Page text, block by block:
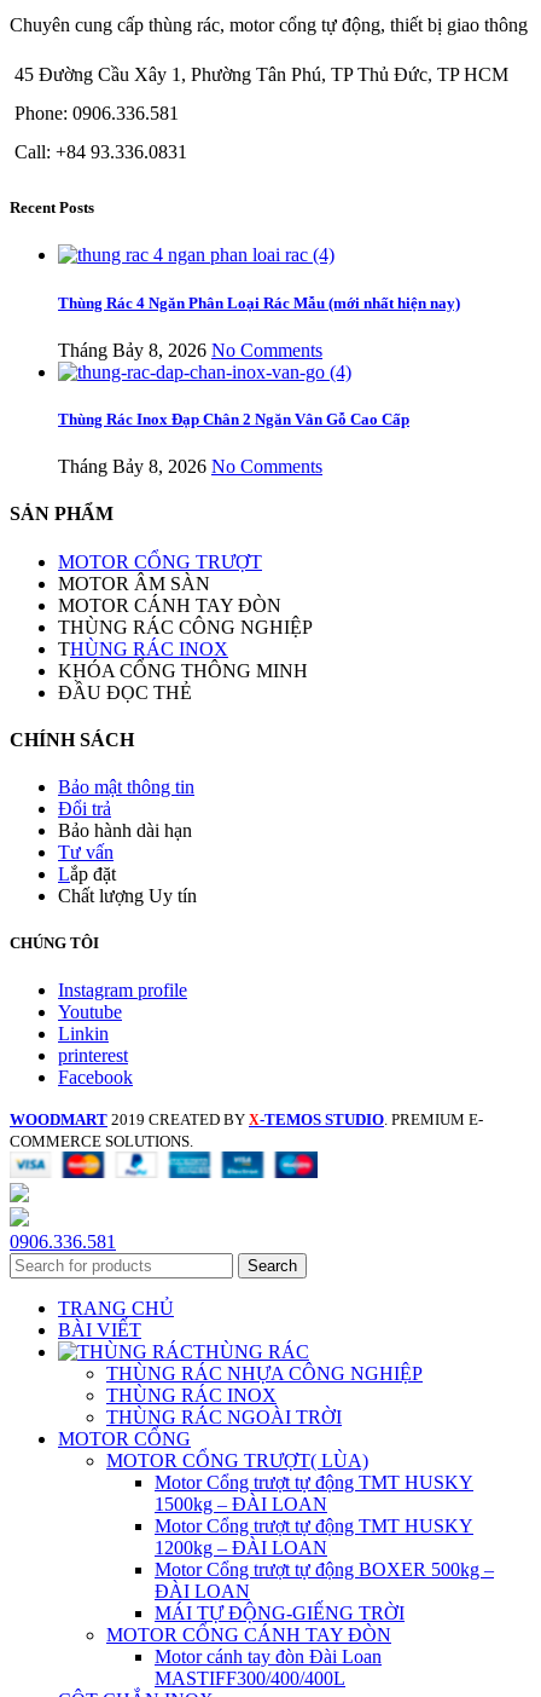
Chuyên cung cấp thùng rác, motor cổng tự động, thiết bị giao thông
45 Đường Cầu Xây 1, Phường Tân Phú, TP Thủ Đức, TP HCM
Phone: 0906.336.581
Call: +84 93.336.0831
Recent Posts
Thùng Rác 4 Ngăn Phân Loại Rác Mẫu (mới nhất hiện nay)
Tháng Bảy 8, 2026 No Comments
Thùng Rác Inox Đạp Chân 2 Ngăn Vân Gỗ Cao Cấp
Tháng Bảy 8, 2026 No Comments
SẢN PHẨM
MOTOR CỔNG TRƯỢT
MOTOR ÂM SÀN
MOTOR CÁNH TAY ĐÒN
THÙNG RÁC CÔNG NGHIỆP
THÙNG RÁC INOX
KHÓA CỔNG THÔNG MINH
ĐẦU ĐỌC THẺ
CHÍNH SÁCH
Bảo mật thông tin
Đổi trả
Bảo hành dài hạn
Tư vấn
Lắp đặt
Chất lượng Uy tín
CHÚNG TÔI
Instagram profile
Youtube
Linkin
printerest
Facebook
WOODMART 2019 CREATED BY X-TEMOS STUDIO. PREMIUM E-
COMMERCE SOLUTIONS.
0906.336.581
Search
TRANG CHỦ
BÀI VIẾT
THÙNG RÁC
THÙNG RÁC NHỰA CÔNG NGHIỆP
THÙNG RÁC INOX
THÙNG RÁC NGOÀI TRỜI
MOTOR CỔNG
MOTOR CỔNG TRƯỢT( LÙA)
Motor Cổng trượt tự động TMT HUSKY
1500kg – ĐÀI LOAN
Motor Cổng trượt tự động TMT HUSKY
1200kg – ĐÀI LOAN
Motor Cổng trượt tự động BOXER 500kg –
ĐÀI LOAN
MÁI TỰ ĐỘNG-GIẾNG TRỜI
MOTOR CỔNG CÁNH TAY ĐÒN
Motor cánh tay đòn Đài Loan
MASTIFF300/400/400L